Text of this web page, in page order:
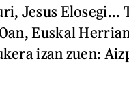
Jesus Elosegi...
Euskal
izan zuen: